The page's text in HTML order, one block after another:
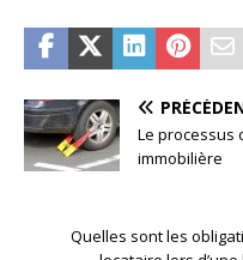
Le processus
immobilière
Quelles sont les